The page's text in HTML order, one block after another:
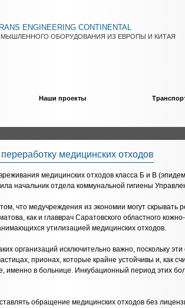
ENGINEERING CONTINENTAL
ОБОРУДОВАНИЯ ИЗ ЕВРОПЫ И КИТАЯ
Наши проекты
медицинских отходов
медицинских отходов класса Б и В
начальник отдела коммунальной гигиены
что медучреждения из экономии могут
как и главврач Саратовского областного
утилизацией медицинских отходов.
организаций исключительно важно, поскольку
прионах, которые крайне устойчивы и, как
именно в больнице. Инкубационный период этих
обращение медицинских отходов без